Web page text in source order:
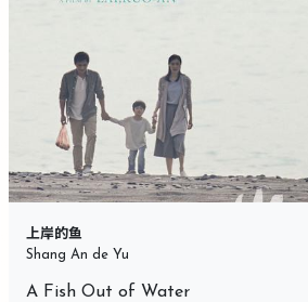
上岸的鱼
Shang An de Yu
A Fish Out of Water